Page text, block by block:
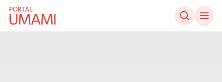
Ir direto ao conteúdo